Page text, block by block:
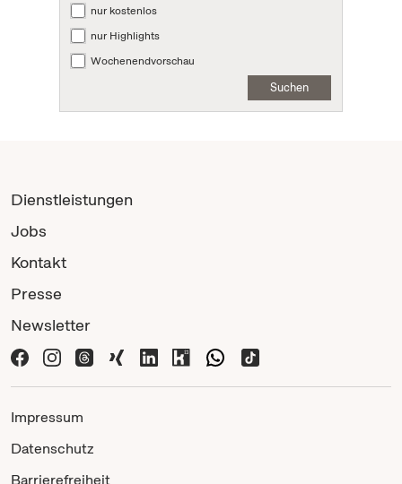
nur kostenlos
nur Highlights
Wochenendvorschau
Suchen
Dienstleistungen
Jobs
Kontakt
Presse
Newsletter
Impressum
Datenschutz
Barrierefreiheit